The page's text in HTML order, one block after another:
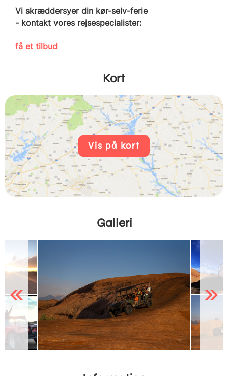
Vi skræddersyer din kør-selv-ferie
- kontakt vores rejsespecialister:
få et tilbud
Kort
Vis på kort
Galleri
Previous Next